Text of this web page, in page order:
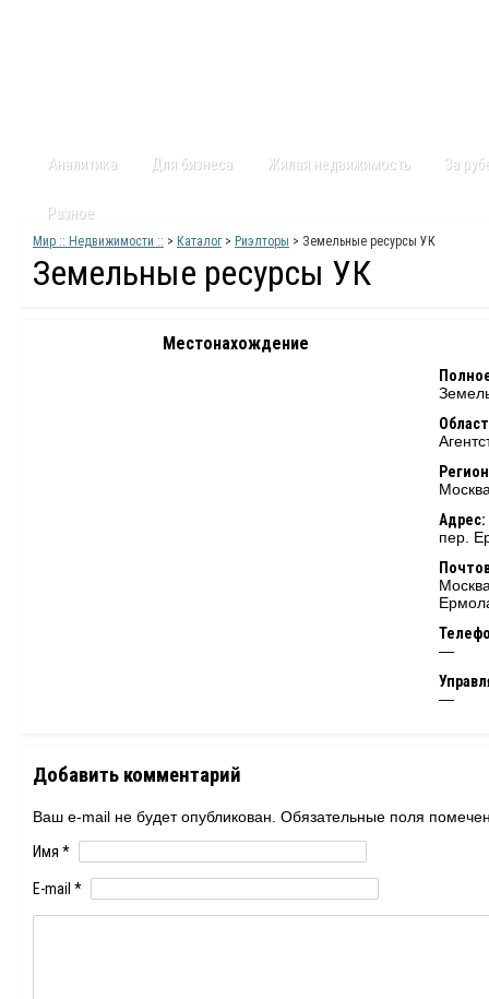
Аналитика Для бизнеса Жилая недвижимость За
Разное
Мир :: Недвижимости :: > Каталог> Риэлторы > Земельные ресурсы УК
Земельные ресурсы УК
Местонахождение
Адрес:
пер.
—
—
Добавить комментарий
Ваш e-mail не будет опубликован. Обязательные поля
Имя *
E-mail *